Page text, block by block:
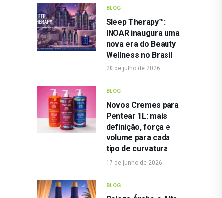
BLOG
Sleep Therapy™:
INOAR inaugura uma
nova era do Beauty
Wellness no Brasil
20 de julho de 2026
BLOG
Novos Cremes para
Pentear 1L: mais
definição, força e
volume para cada
tipo de curvatura
17 de junho de 2026
BLOG